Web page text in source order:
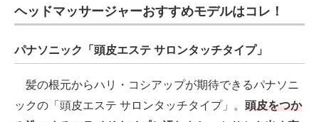
ヘッドマッサージャーおすすめモデルはコレ！
パナソニック「頭皮エステ サロンタッチタイプ」
髪の根元からハリ・コシアップが期待できるパナソニ
ックの「頭皮エステ サロンタッチタイプ」。 頭皮をつか